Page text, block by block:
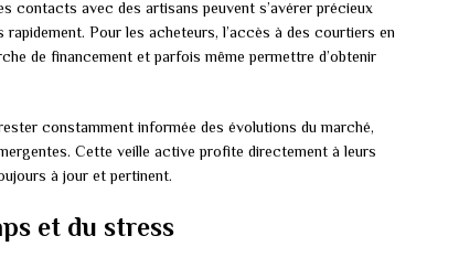
contacts avec des artisans peuvent s’avérer précieux
Pour les acheteurs, l’accès à des courtiers en
de financement et parfois même permettre d’obtenir
constamment informée des évolutions du marché,
Cette veille active profite directement à leurs
à jour et pertinent.
et du stress